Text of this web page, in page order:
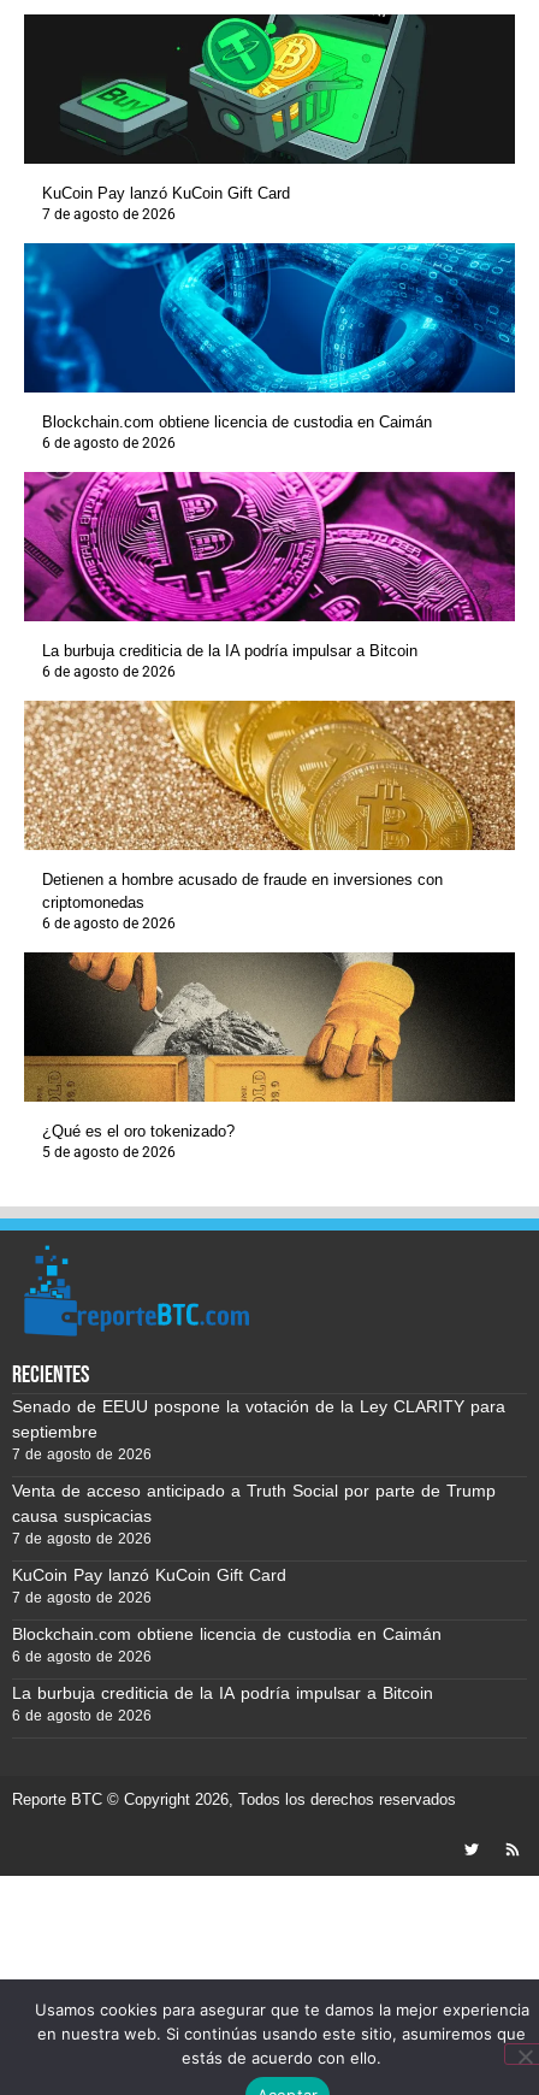
KuCoin Pay lanzó KuCoin Gift Card
7 de agosto de 2026
Blockchain.com obtiene licencia de custodia en Caimán
6 de agosto de 2026
La burbuja crediticia de la IA podría impulsar a Bitcoin
6 de agosto de 2026
Detienen a hombre acusado de fraude en inversiones con
criptomonedas
6 de agosto de 2026
¿Qué es el oro tokenizado?
5 de agosto de 2026
recientes
Senado de EEUU pospone la votación de la Ley CLARITY para
septiembre
7 de agosto de 2026
Venta de acceso anticipado a Truth Social por parte de Trump
causa suspicacias
7 de agosto de 2026
KuCoin Pay lanzó KuCoin Gift Card
7 de agosto de 2026
Blockchain.com obtiene licencia de custodia en Caimán
6 de agosto de 2026
La burbuja crediticia de la IA podría impulsar a Bitcoin
6 de agosto de 2026
Reporte BTC © Copyright 2026, Todos los derechos reservados
Usamos cookies para asegurar que te damos la mejor experiencia
en nuestra web. Si continúas usando este sitio, asumiremos que
estás de acuerdo con ello.